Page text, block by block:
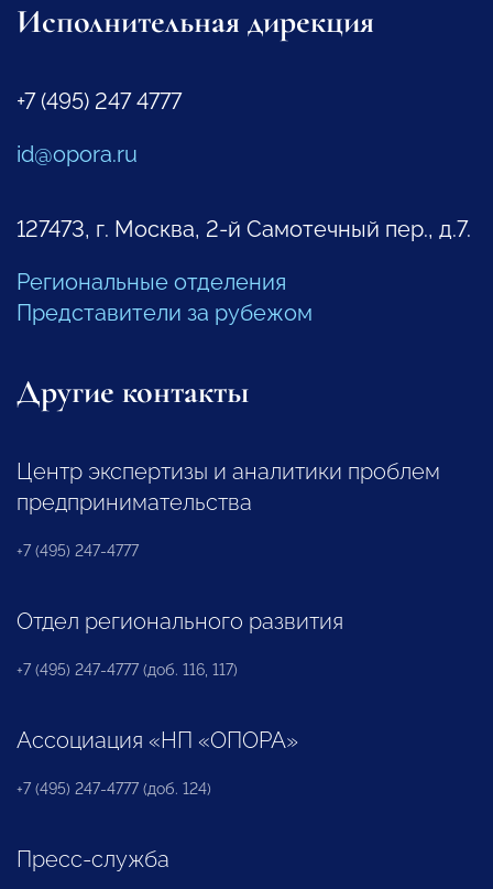
Исполнительная дирекция
+7 (495) 247 4777
id@opora.ru
127473, г. Москва, 2-й Самотечный пер., д.7.
Региональные отделения
Представители за рубежом
Другие контакты
Центр экспертизы и аналитики проблем
предпринимательства
+7 (495) 247-4777
Отдел регионального развития
+7 (495) 247-4777 (доб. 116, 117)
Ассоциация «НП «ОПОРА»
+7 (495) 247-4777 (доб. 124)
Пресс-служба